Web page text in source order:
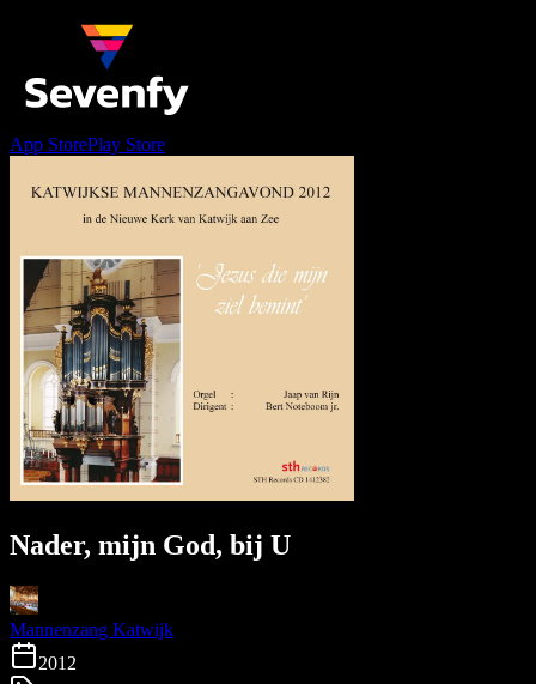
App StorePlay Store
Nader, mijn God, bij U
Mannenzang Katwijk
2012